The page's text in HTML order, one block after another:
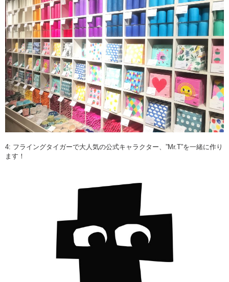
4: フライングタイガーで大人気の公式キャラクター、”Mr.T”を一緒に作り
ます！